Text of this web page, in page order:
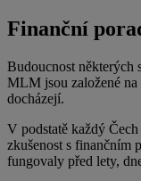
Finanční
Budoucnost některých
MLM jsou založené
docházejí.
V podstatě každý
zkušenost s finančním
fungovaly před lety,